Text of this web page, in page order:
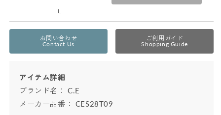
L
お問い合わせ
Contact Us
ご利用ガイド
Shopping Guide
アイテム詳細
ブランド名：C.E
メーカー品番： CES28T09